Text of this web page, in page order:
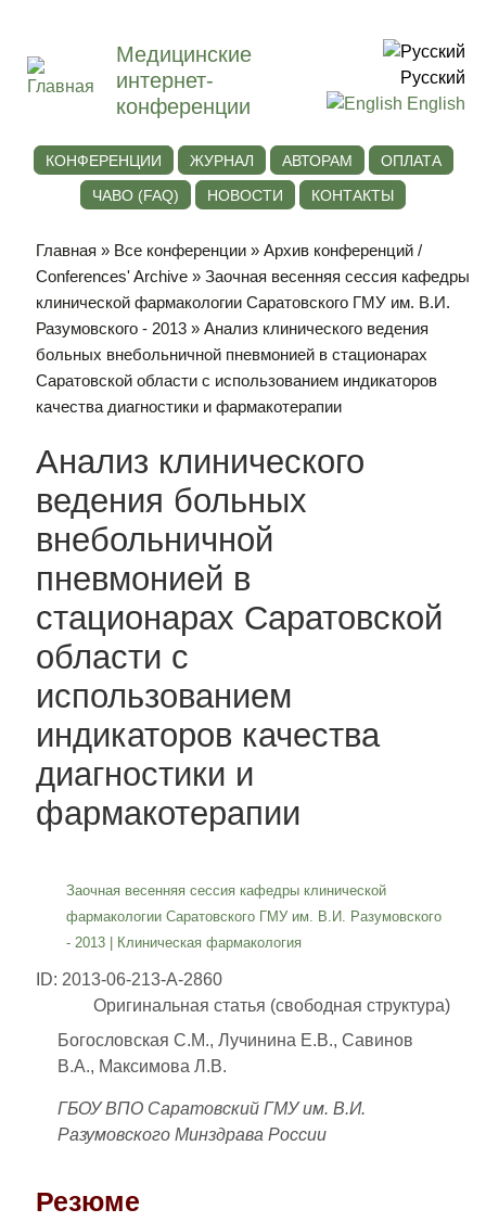
Медицинские
интернет-
конференции
Русский
English
КОНФЕРЕНЦИИ ЖУРНАЛ АВТОРАМ
ОПЛАТА
ЧАВО (FAQ)
НОВОСТИ КОНТАКТЫ
Главная » Все конференции »Архив конференций /
Conferences' Archive »Заочная весенняя сессия кафедры
клинической фармакологии Саратовского ГМУ им. В.И.
Разумовского - 2013 » Анализ клинического ведения
больных внебольничной пневмонией в стационарах
Саратовской области с использованием индикаторов
качества диагностики и фармакотерапии
Анализ клинического
ведения больных
внебольничной
пневмонией в
стационарах Саратовской
области с
использованием
индикаторов качества
диагностики и
фармакотерапии
Заочная весенняя сессия кафедры клинической
фармакологии Саратовского ГМУ им. В.И. Разумовского
- 2013
Клиническая фармакология
ID: 2013-06-213-A-2860
Оригинальная статья (свободная структура)
Богословская С.М., Лучинина Е.В., Савинов
В.А., Максимова Л.В.
ГБОУ ВПО Саратовский ГМУ им. В.И.
Разумовского Минздрава России
Резюме